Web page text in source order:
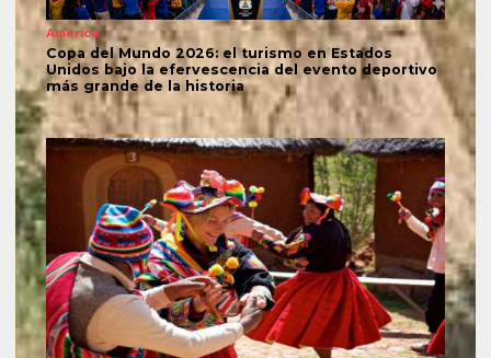
América
Copa del Mundo 2026: el turismo en Estados
Unidos bajo la efervescencia del evento deportivo
más grande de la historia